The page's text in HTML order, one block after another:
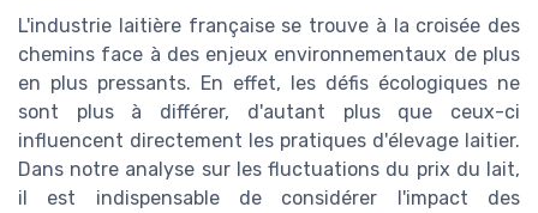
L'industrie laitière française se trouve à la croisée des
chemins face à des enjeux environnementaux de plus
en plus pressants. En effet, les défis écologiques ne
sont plus à différer, d'autant plus que ceux-ci
influencent directement les pratiques d'élevage laitier.
Dans notre analyse sur les fluctuations du prix du lait,
il est indispensable de considérer l'impact des